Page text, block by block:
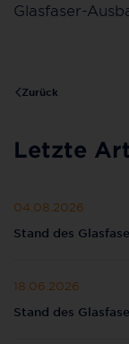
Glasfaser-
Zurück
Letzte
04.08.2026
Stand des
18.06.2026
Stand des